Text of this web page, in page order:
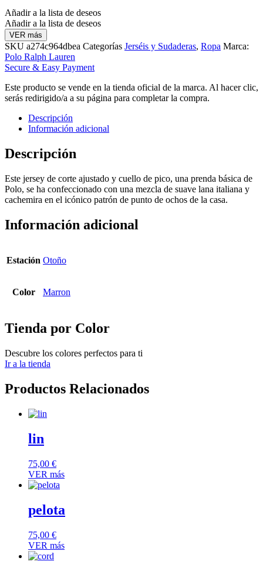
Añadir a la lista de deseos
Añadir a la lista de deseos
VER más
SKU a274c964dbea Categorías Jerséis y Sudaderas, Ropa Marca:
Polo Ralph Lauren
Secure & Easy Payment
Este producto se vende en la tienda oficial de la marca. Al hacer clic,
serás redirigido/a a su página para completar la compra.
Descripción
Información adicional
Descripción
Este jersey de corte ajustado y cuello de pico, una prenda básica de
Polo, se ha confeccionado con una mezcla de suave lana italiana y
cachemira en el icónico patrón de punto de ochos de la casa.
Información adicional
Estación Otoño
Color Marron
Tienda por Color
Descubre los colores perfectos para ti
Ir a la tienda
Productos Relacionados
lin
75,00 €
VER más
pelota
75,00 €
VER más